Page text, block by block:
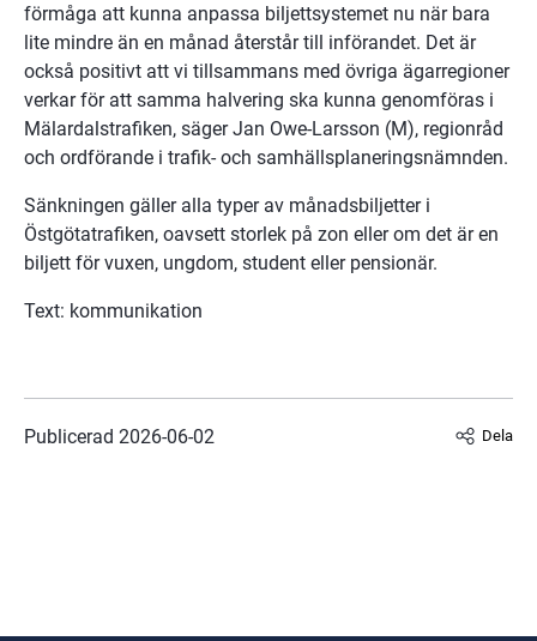
förmåga att kunna anpassa biljettsystemet nu när bara
lite mindre än en månad återstår till införandet. Det är
också positivt att vi tillsammans med övriga ägarregioner
verkar för att samma halvering ska kunna genomföras i
Mälardalstrafiken, säger Jan Owe-Larsson (M), regionråd
och ordförande i trafik- och samhällsplaneringsnämnden.
Sänkningen gäller alla typer av månadsbiljetter i
Östgötatrafiken, oavsett storlek på zon eller om det är en
biljett för vuxen, ungdom, student eller pensionär.
Text: kommunikation
Publicerad 2026-06-02 Dela